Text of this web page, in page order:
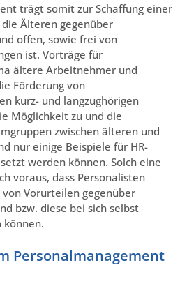
trägt somit zur Schaffung einer
Älteren gegenüber
offen, sowie frei von
ist. Vorträge für
ältere Arbeitnehmer und
Förderung von
kurz- und langzughörigen
Möglichkeit zu und die
zwischen älteren und
nur einige Beispiele für HR-
werden können. Solch eine
voraus, dass Personalisten
Vorurteilen gegenüber
bzw. diese bei sich selbst
Personalmanagement